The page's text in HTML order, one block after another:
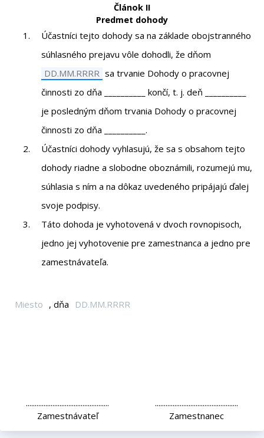
Článok II
Predmet dohody
Účastníci tejto dohody sa na základe obojstranného
súhlasného prejavu vôle dohodli, že dňom
sa trvanie Dohody o pracovnej
činnosti zo dňa
končí, t. j. deň
je posledným dňom trvania Dohody o pracovnej
činnosti zo dňa
.
Účastníci dohody vyhlasujú, že sa s obsahom tejto
dohody riadne a slobodne oboznámili, rozumejú mu,
súhlasia s ním a na dôkaz uvedeného pripájajú ďalej
svoje podpisy.
Táto dohoda je vyhotovená v dvoch rovnopisoch,
jedno jej vyhotovenie pre zamestnanca a jedno pre
zamestnávateľa.
, dňa
...............................................
Zamestnávateľ
...............................................
Zamestnanec